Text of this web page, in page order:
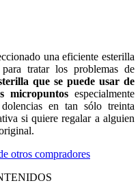
una eficiente esterilla
tratar los problemas de
que se puede usar de
micropuntos especialmente
en tan sólo treinta
si quiere regalar a alguien
otros compradores